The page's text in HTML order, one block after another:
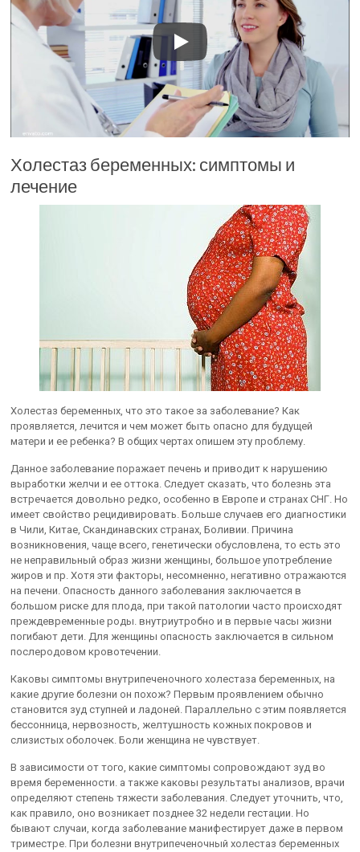
Холестаз беременных: симптомы и
лечение
Холестаз беременных, что это такое за заболевание? Как
проявляется, лечится и чем может быть опасно для будущей
матери и ее ребенка? В общих чертах опишем эту проблему.
Данное заболевание поражает печень и приводит к нарушению
выработки желчи и ее оттока. Следует сказать, что болезнь эта
встречается довольно редко, особенно в Европе и странах СНГ. Но
имеет свойство рецидивировать. Больше случаев его диагностики
в Чили, Китае, Скандинавских странах, Боливии. Причина
возникновения, чаще всего, генетически обусловлена, то есть это
не неправильный образ жизни женщины, большое употребление
жиров и пр. Хотя эти факторы, несомненно, негативно отражаются
на печени. Опасность данного заболевания заключается в
большом риске для плода, при такой патологии часто происходят
преждевременные роды. внутриутробно и в первые часы жизни
погибают дети. Для женщины опасность заключается в сильном
послеродовом кровотечении.
Каковы симптомы внутрипеченочного холестаза беременных, на
какие другие болезни он похож? Первым проявлением обычно
становится зуд ступней и ладоней. Параллельно с этим появляется
бессонница, нервозность, желтушность кожных покровов и
слизистых оболочек. Боли женщина не чувствует.
В зависимости от того, какие симптомы сопровождают зуд во
время беременности. а также каковы результаты анализов, врачи
определяют степень тяжести заболевания. Следует уточнить, что,
как правило, оно возникает позднее 32 недели гестации. Но
бывают случаи, когда заболевание манифестирует даже в первом
триместре. При болезни внутрипеченочный холестаз беременных